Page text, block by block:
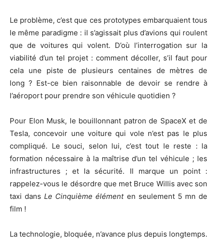
Le problème, c’est que ces prototypes embarquaient tous
le même paradigme : il s’agissait plus d’avions qui roulent
que de voitures qui volent. D’où l’interrogation sur la
viabilité d’un tel projet : comment décoller, s’il faut pour
cela une piste de plusieurs centaines de mètres de
long ? Est-ce bien raisonnable de devoir se rendre à
l’aéroport pour prendre son véhicule quotidien ?
Pour Elon Musk, le bouillonnant patron de SpaceX et de
Tesla, concevoir une voiture qui vole n’est pas le plus
compliqué. Le souci, selon lui, c’est tout le reste : la
formation nécessaire à la maîtrise d’un tel véhicule ; les
infrastructures ; et la sécurité. Il marque un point :
rappelez-vous le désordre que met Bruce Willis avec son
taxi dansLe Cinquième élémenten seulement 5 mn de
film !
La technologie, bloquée, n’avance plus depuis longtemps.